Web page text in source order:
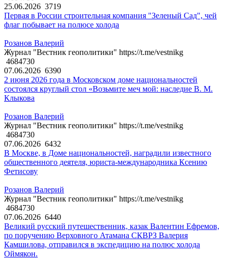
25.06.2026 3719
Первая в России строительная компания "Зеленый Сад", чей
флаг побывает на полюсе холода
Розанов Валерий
Журнал "Вестник геополитики" https://t.me/vestnikg
4684730
07.06.2026 6390
2 июня 2026 года в Московском доме национальностей
состоялся круглый стол «Возьмите меч мой: наследие В. М.
Клыкова
Розанов Валерий
Журнал "Вестник геополитики" https://t.me/vestnikg
4684730
07.06.2026 6432
В Москве, в Доме национальностей, наградили известного
общественного деятеля, юриста-международника Ксению
Фетисову
Розанов Валерий
Журнал "Вестник геополитики" https://t.me/vestnikg
4684730
07.06.2026 6440
Великий русский путешественник, казак Валентин Ефремов,
по поручению Верховного Атамана СКВРЗ Валерия
Камшилова, отправился в экспедицию на полюс холода
Оймякон.